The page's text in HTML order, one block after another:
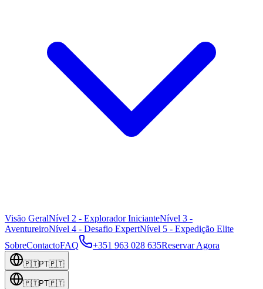
Visão GeralNível 2 - Explorador InicianteNível 3 -
AventureiroNível 4 - Desafio ExpertNível 5 - Expedição Elite
SobreContactoFAQ +351 963 028 635Reservar Agora
🇵🇹PT🇵🇹
🇵🇹PT🇵🇹